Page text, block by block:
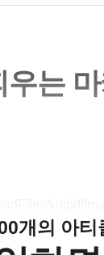
는
개의 아티